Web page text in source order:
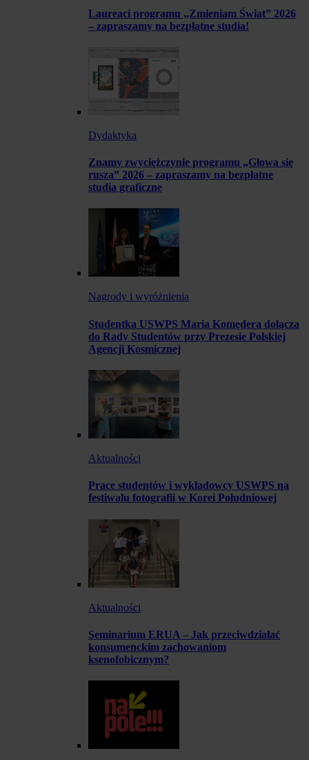
Laureaci programu „Zmieniam Świat” 2026
– zapraszamy na bezpłatne studia!
Dydaktyka
Znamy zwyciężczynie programu „Głowa się
rusza” 2026 – zapraszamy na bezpłatne
studia graficzne
Nagrody i wyróżnienia
Studentka USWPS Maria Komędera dołącza
do Rady Studentów przy Prezesie Polskiej
Agencji Kosmicznej
Aktualności
Prace studentów i wykładowcy USWPS na
festiwalu fotografii w Korei Południowej
Aktualności
Seminarium ERUA – Jak przeciwdziałać
konsumenckim zachowaniom
ksenofobicznym?